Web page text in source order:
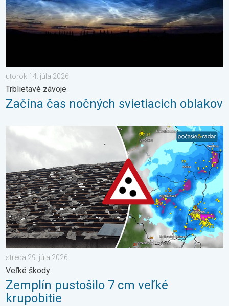
utorok 14. júla 2026
Trblietavé závoje
Začína čas nočných svietiacich oblakov
Zemplín pustošilo 7 cm veľké krupobitie. Veľké škody. . .
streda 29. júla 2026
Veľké škody
Zemplín pustošilo 7 cm veľké
krupobitie